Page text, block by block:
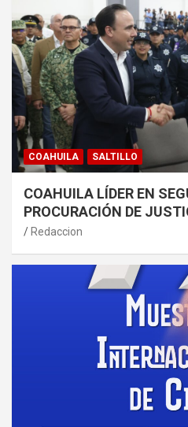
COAHUILA SALTILLO
COAHUILA LÍDER EN
PROCURACIÓN DE
Redaccion